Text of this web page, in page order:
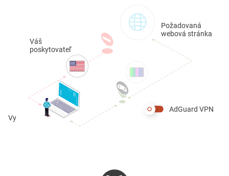
Váš
poskytovateľ
Vy
Požadovaná
webová stránka
AdGuard VPN